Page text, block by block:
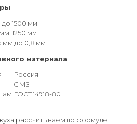
до 1500 мм
1250 мм
мм до 0,8 мм
материала
Россия
СМЗ
ГОСТ 14918-80
1
рассчитываем по формуле: